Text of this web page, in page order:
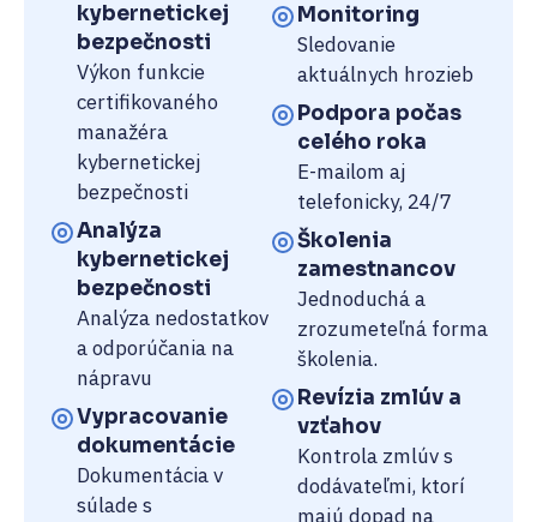
kybernetickej
bezpečnosti
Výkon funkcie
certifikovaného
manažéra
kybernetickej
bezpečnosti
Analýza
kybernetickej
bezpečnosti
Analýza nedostatkov
a odporúčania na
nápravu
Vypracovanie
dokumentácie
Dokumentácia v
súlade s
Monitoring
Sledovanie
aktuálnych hrozieb
Podpora počas
celého roka
E-mailom aj
telefonicky, 24/7
Školenia
zamestnancov
Jednoduchá a
zrozumeteľná forma
školenia.
Revízia zmlúv a
vzťahov
Kontrola zmlúv s
dodávateľmi, ktorí
majú dopad na